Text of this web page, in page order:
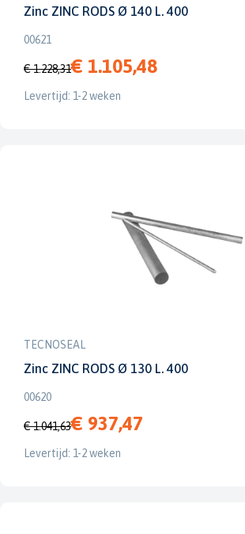
Zinc ZINC RODS Ø 140 L. 400
00621
€ 1.228,31€ 1.105,48
Levertijd: 1-2 weken
TECNOSEAL
Zinc ZINC RODS Ø 130 L. 400
00620
€ 1.041,63€ 937,47
Levertijd: 1-2 weken